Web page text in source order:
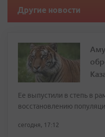
Другие новости
Ее выпустили в степь в
восстановлению
сегодня, 17:12